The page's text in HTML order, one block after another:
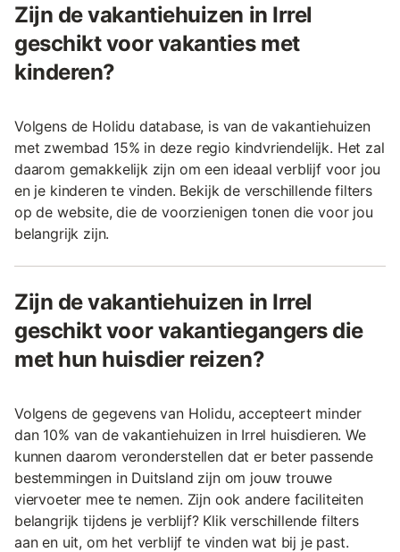
Zijn de vakantiehuizen in Irrel
geschikt voor vakanties met
kinderen?
Volgens de Holidu database, is van de vakantiehuizen
met zwembad 15% in deze regio kindvriendelijk. Het zal
daarom gemakkelijk zijn om een ideaal verblijf voor jou
en je kinderen te vinden. Bekijk de verschillende filters
op de website, die de voorzienigen tonen die voor jou
belangrijk zijn.
Zijn de vakantiehuizen in Irrel
geschikt voor vakantiegangers die
met hun huisdier reizen?
Volgens de gegevens van Holidu, accepteert minder
dan 10% van de vakantiehuizen in Irrel huisdieren. We
kunnen daarom veronderstellen dat er beter passende
bestemmingen in Duitsland zijn om jouw trouwe
viervoeter mee te nemen. Zijn ook andere faciliteiten
belangrijk tijdens je verblijf? Klik verschillende filters
aan en uit, om het verblijf te vinden wat bij je past.